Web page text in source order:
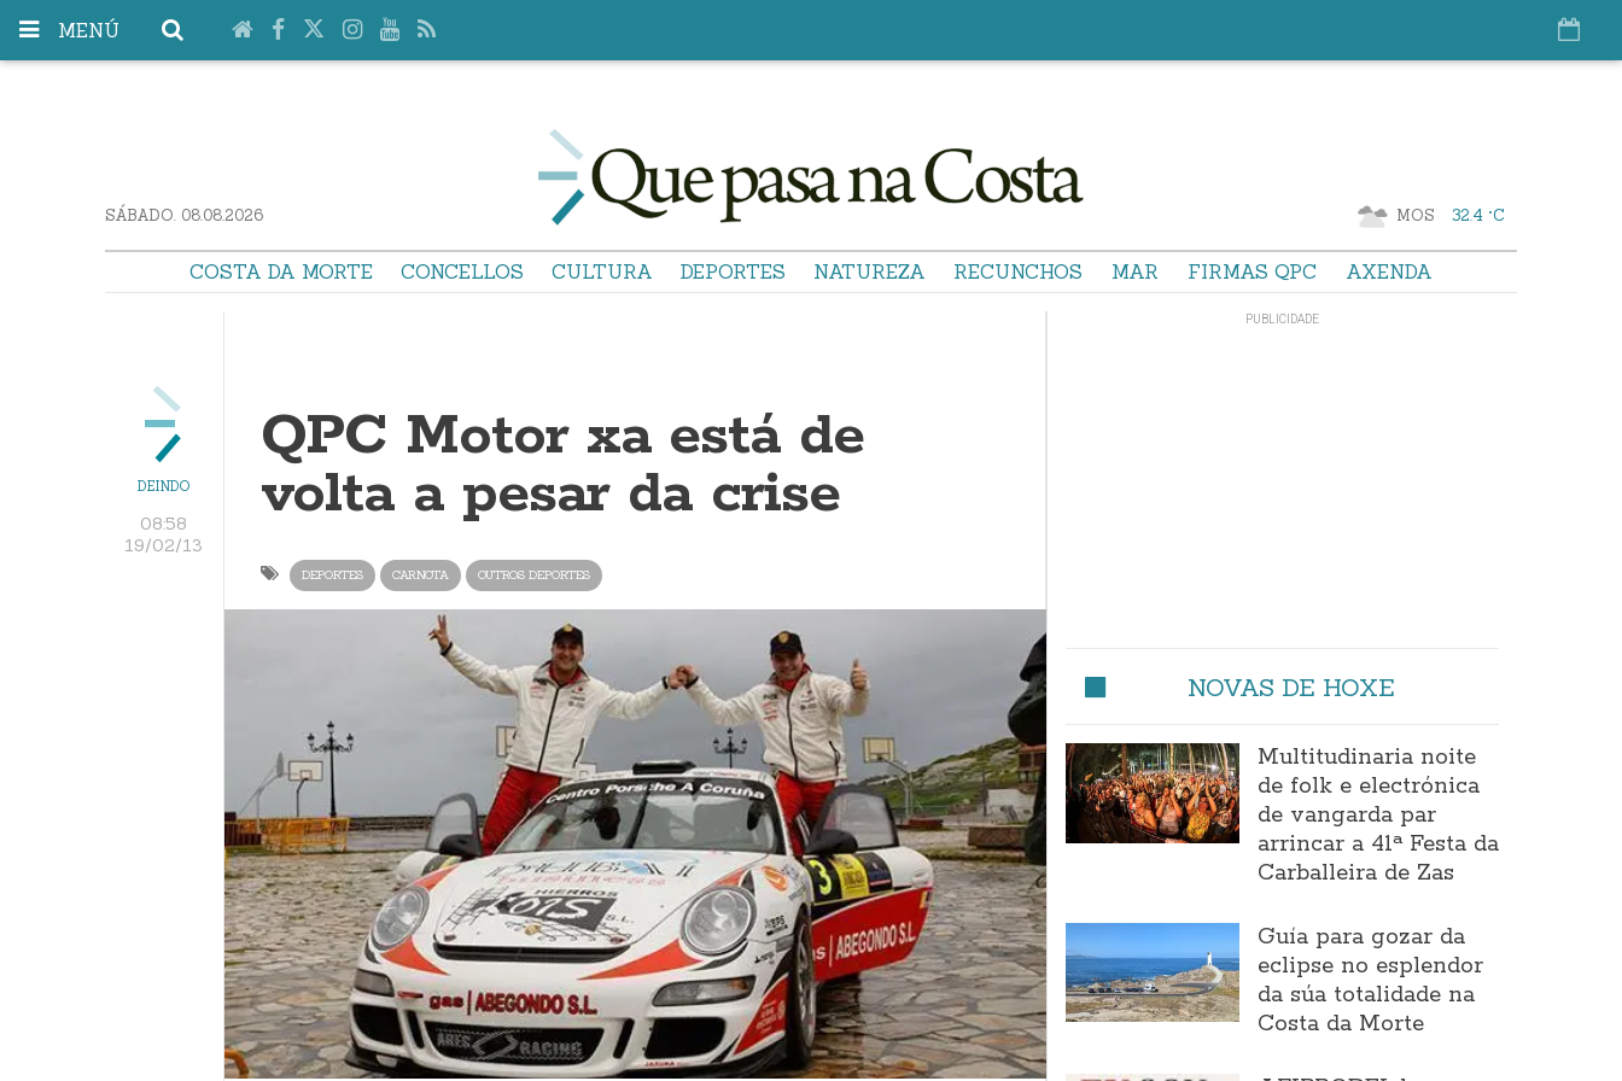
MENÚ
SÁBADO. 08.08.2026 MOS 32.4 °C
COSTA DA MORTE CONCELLOS CULTURA DEPORTES NATUREZA RECUNCHOS MAR FIRMAS QPC AXENDA
DEINDO
08:58
19/02/13
QPC Motor xa está de
volta a pesar da crise
DEPORTES CARNOTA OUTROS DEPORTES
NOVAS DE HOXE
Multitudinaria noite
de folk e electrónica
de vangarda par
arrincar a 41ª Festa da
Carballeira de Zas
Guía para gozar da
eclipse no esplendor
da súa totalidade na
Costa da Morte